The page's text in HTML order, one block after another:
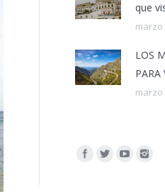
que
marzo
LOS
PARA
marzo
Encuéntranos en: